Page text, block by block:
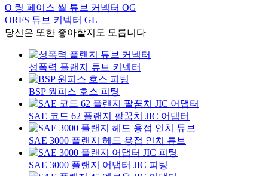
O 링 페이스 씰 튜브 커넥터 OG
ORFS 튜브 커넥터 GL
당신은 또한 좋아할지도 모릅니다
성폭력 플랜지 튜브 커넥터
BSP 원피스 호스 피팅
SAE 코드 62 플랜지 팔꿈치 JIC 어댑터
SAE 3000 플랜지 헤드 용접 인치 튜브
SAE 3000 플랜지 어댑터 JIC 피팅